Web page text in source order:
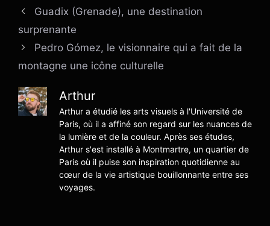
Guadix (Grenade), une destination
surprenante
Pedro Gómez, le visionnaire qui a fait de la
montagne une icône culturelle
Arthur
Arthur a étudié les arts visuels à l'Université de
Paris, où il a affiné son regard sur les nuances de
la lumière et de la couleur. Après ses études,
Arthur s'est installé à Montmartre, un quartier de
Paris où il puise son inspiration quotidienne au
cœur de la vie artistique bouillonnante entre ses
voyages.